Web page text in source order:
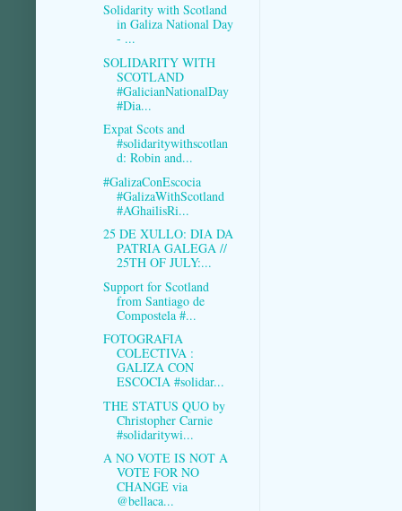
Solidarity with Scotland
in Galiza National Day
- ...
SOLIDARITY WITH
SCOTLAND
#GalicianNationalDay
#Dia...
Expat Scots and
#solidaritywithscotlan
d: Robin and...
#GalizaConEscocia
#GalizaWithScotland
#AGhailisRi...
25 DE XULLO: DIA DA
PATRIA GALEGA //
25TH OF JULY:...
Support for Scotland
from Santiago de
Compostela #...
FOTOGRAFIA
COLECTIVA :
GALIZA CON
ESCOCIA #solidar...
THE STATUS QUO by
Christopher Carnie
#solidaritywi...
A NO VOTE IS NOT A
VOTE FOR NO
CHANGE via
@bellaca...